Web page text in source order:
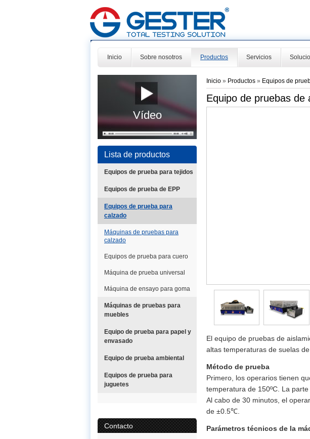
Inicio Sobre nosotros Productos Servicios
Vídeo
Lista de productos
Equipos de prueba para tejidos
Equipos de prueba de EPP
Equipos de prueba para
calzado
Máquinas de pruebas para
calzado
Equipos de prueba para cuero
Máquina de prueba universal
Máquina de ensayo para goma
Máquinas de pruebas para
muebles
Equipo de prueba para papel y
envasado
Equipo de prueba ambiental
Equipos de prueba para
juguetes
Contacto
Inicio » Productos » Equipos de
Equipo de pruebas de
El equipo de pruebas de
altas temperaturas de suelas
Método de prueba
Primero, los operarios tienen
temperatura de 150ºC. La
Al cabo de 30 minutos, el
de ±0.5℃.
Parámetros técnicos de la